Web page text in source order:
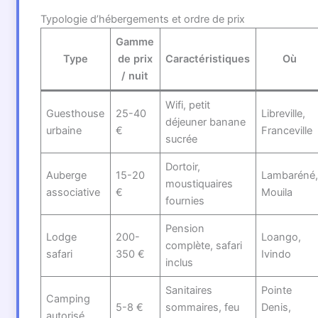
Typologie d’hébergements et ordre de prix
Type
Gamme
de prix
/ nuit
Caractéristiques Où
Guesthouse
urbaine
25-40
€
Wifi, petit
déjeuner banane
sucrée
Libreville,
Franceville
Auberge
associative
15-20
€
Dortoir,
moustiquaires
fournies
Lambaréné,
Mouila
Lodge
safari
200-
350 €
Pension
complète, safari
inclus
Loango,
Ivindo
Camping
5-8 €
Sanitaires
sommaires, feu
Pointe
Denis,